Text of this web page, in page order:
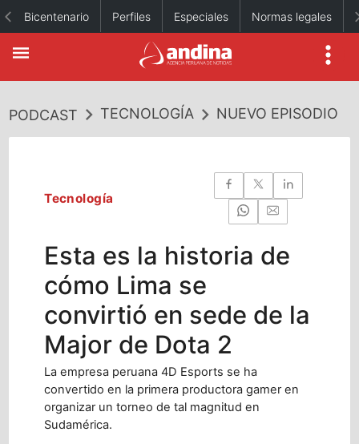
Bicentenario Perfiles Especiales Normas legales
PODCAST TECNOLOGÍA NUEVO EPISODIO
Tecnología
Esta es la historia de
cómo Lima se
convirtió en sede de la
Major de Dota 2
La empresa peruana 4D Esports se ha
convertido en la primera productora gamer en
organizar un torneo de tal magnitud en
Sudamérica.